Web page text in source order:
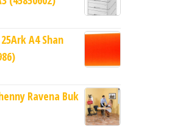
A4 Shan
Ravena Buk